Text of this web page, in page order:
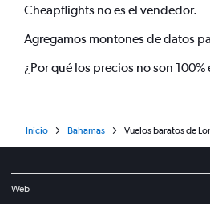
Cheapflights no es el vendedor.
Agregamos montones de datos
¿Por qué los precios no son 100%
Inicio Bahamas Vuelos baratos de
Web